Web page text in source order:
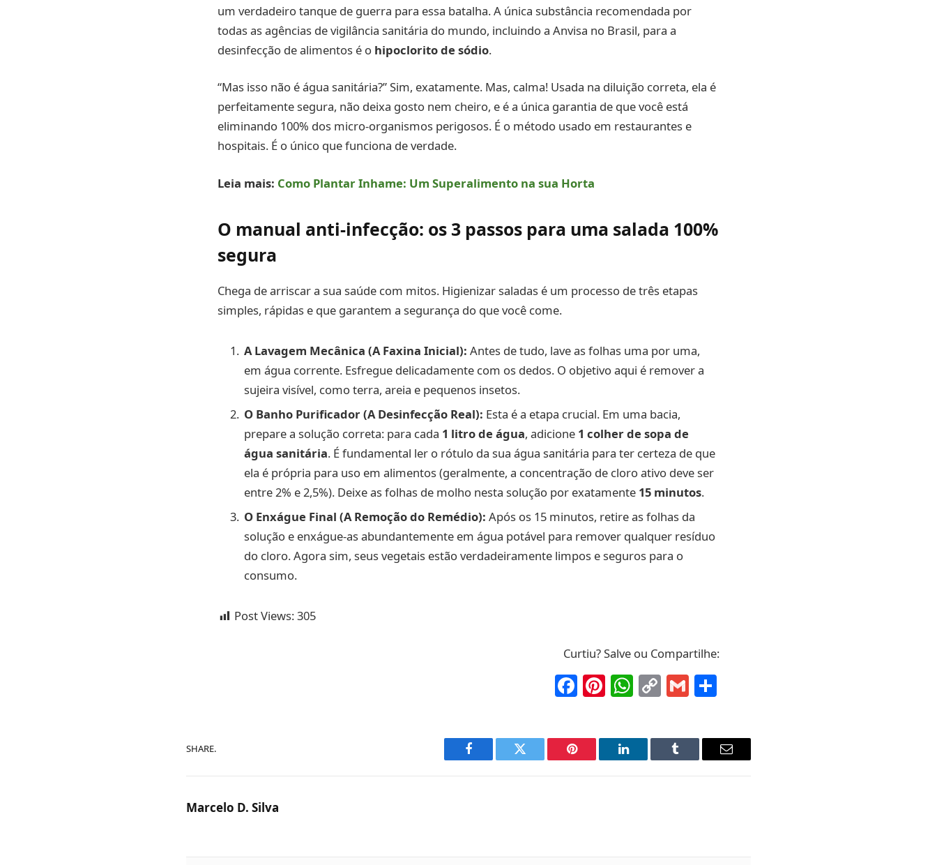
um verdadeiro tanque de guerra para essa batalha. A única substância recomendada por
todas as agências de vigilância sanitária do mundo, incluindo a Anvisa no Brasil, para a
desinfecção de alimentos é o hipoclorito de sódio.
“Mas isso não é água sanitária?” Sim, exatamente. Mas, calma! Usada na diluição correta, ela é
perfeitamente segura, não deixa gosto nem cheiro, e é a única garantia de que você está
eliminando 100% dos micro-organismos perigosos. É o método usado em restaurantes e
hospitais. É o único que funciona de verdade.
Leia mais: Como Plantar Inhame: Um Superalimento na sua Horta
O manual anti-infecção: os 3 passos para uma salada 100%
segura
Chega de arriscar a sua saúde com mitos. Higienizar saladas é um processo de três etapas
simples, rápidas e que garantem a segurança do que você come.
A Lavagem Mecânica (A Faxina Inicial): Antes de tudo, lave as folhas uma por uma,
em água corrente. Esfregue delicadamente com os dedos. O objetivo aqui é remover a
sujeira visível, como terra, areia e pequenos insetos.
O Banho Purificador (A Desinfecção Real): Esta é a etapa crucial. Em uma bacia,
prepare a solução correta: para cada 1 litro de água, adicione 1 colher de sopa de
água sanitária. É fundamental ler o rótulo da sua água sanitária para ter certeza de que
ela é própria para uso em alimentos (geralmente, a concentração de cloro ativo deve ser
entre 2% e 2,5%). Deixe as folhas de molho nesta solução por exatamente 15 minutos.
O Enxágue Final (A Remoção do Remédio): Após os 15 minutos, retire as folhas da
solução e enxágue-as abundantemente em água potável para remover qualquer resíduo
do cloro. Agora sim, seus vegetais estão verdadeiramente limpos e seguros para o
consumo.
Post Views:305
Curtiu? Salve ou Compartilhe:
Facebook
Pinterest
WhatsApp
CopyGmail
SHARE.
Facebook Twitter Pinterest LinkedIn Tumblr Email
Marcelo D. Silva